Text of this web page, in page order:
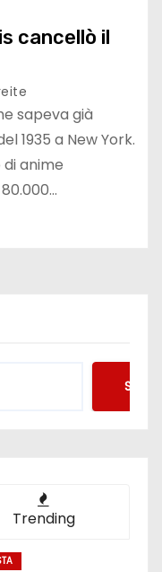
cancellò il
sapeva già
1935 a New York.
anime
Trending